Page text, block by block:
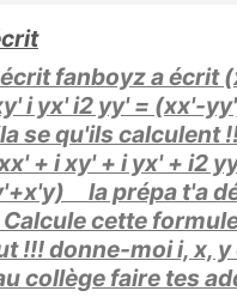
fanboyz a écrit
i yx' i2 yy' = (xx'-
se qu'ils calculent
+ i xy' + i yx' + i2
la prépa t'a
cette
!!! donne-moi i, x, y
collège faire tes